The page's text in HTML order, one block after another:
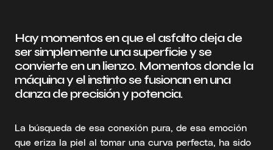
Hay momentos en que el asfalto deja de
ser simplemente una superficie y se
convierte en un lienzo. Momentos donde la
máquina y el instinto se fusionan en una
danza de precisión y potencia.
La búsqueda de esa conexión pura, de esa emoción
que eriza la piel al tomar una curva perfecta, ha sido